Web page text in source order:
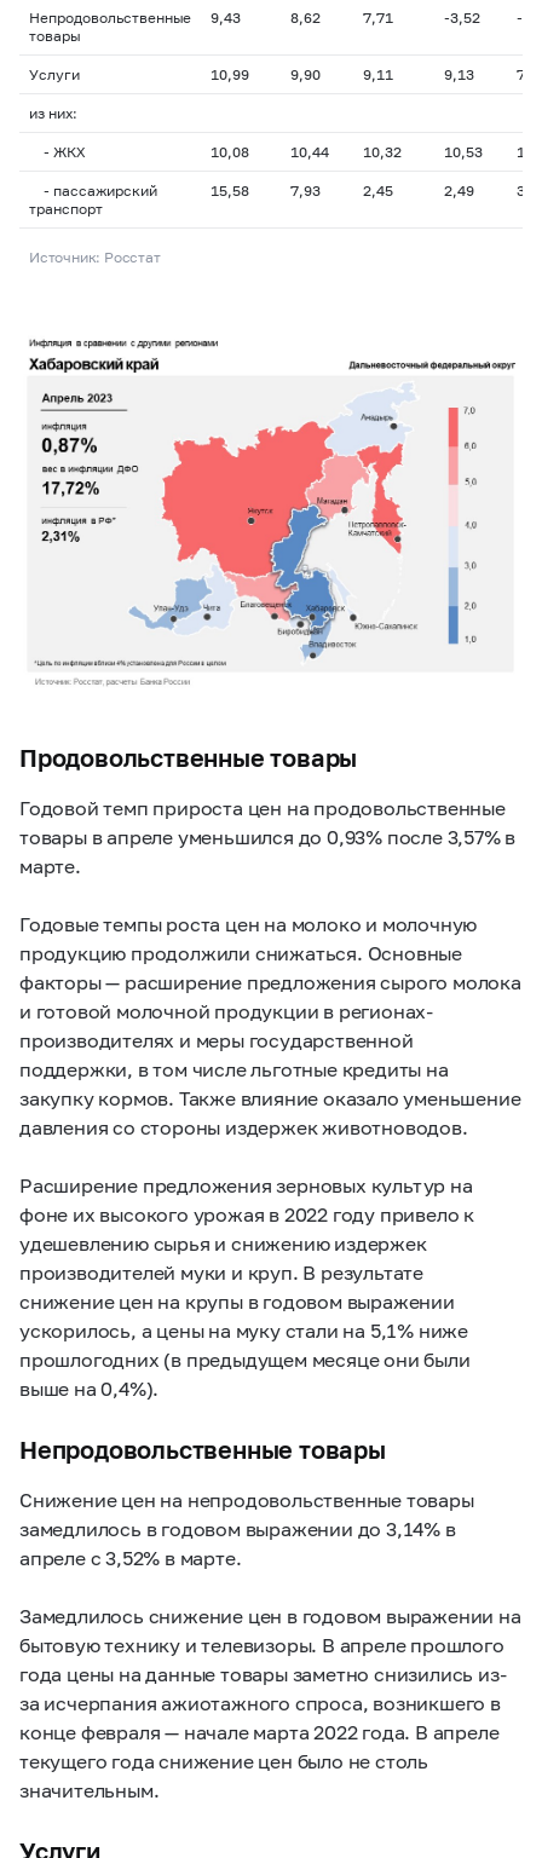
Непродовольственные
товары
9,43 8,62 7,71 -3,52 -
Услуги 10,99 9,90 9,11 9,13
из них:
- ЖКХ 10,08 10,44 10,32 10,53
- пассажирский
транспорт
15,58 7,93 2,45 2,49
Источник: Росстат
Продовольственные товары
Годовой темп прироста цен на продовольственные
товары в апреле уменьшился до 0,93% после 3,57% в
марте.
Годовые темпы роста цен на молоко и молочную
продукцию продолжили снижаться. Основные
факторы — расширение предложения сырого молока
и готовой молочной продукции в регионах-
производителях и меры государственной
поддержки, в том числе льготные кредиты на
закупку кормов. Также влияние оказало уменьшение
давления со стороны издержек животноводов.
Расширение предложения зерновых культур на
фоне их высокого урожая в 2022 году привело к
удешевлению сырья и снижению издержек
производителей муки и круп. В результате
снижение цен на крупы в годовом выражении
ускорилось, а цены на муку стали на 5,1% ниже
прошлогодних (в предыдущем месяце они были
выше на 0,4%).
Непродовольственные товары
Снижение цен на непродовольственные товары
замедлилось в годовом выражении до 3,14% в
апреле с 3,52% в марте.
Замедлилось снижение цен в годовом выражении на
бытовую технику и телевизоры. В апреле прошлого
года цены на данные товары заметно снизились из-
за исчерпания ажиотажного спроса, возникшего в
конце февраля — начале марта 2022 года. В апреле
текущего года снижение цен было не столь
значительным.
Услуги